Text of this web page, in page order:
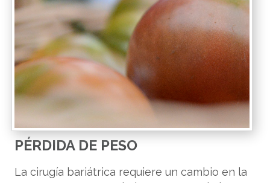
PÉRDIDA DE PESO
La cirugía bariátrica requiere un cambio en la